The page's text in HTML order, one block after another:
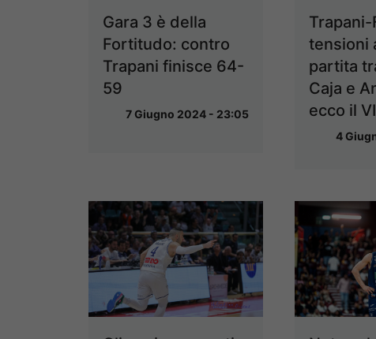
Gara 3 è della
Fortitudo: contro
Trapani finisce 64-
59
7 Giugno 2024 - 23:05
tensioni
partita
Caja e
ecco il
4